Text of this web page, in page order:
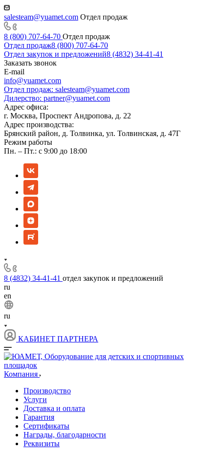
salesteam@yuamet.com Отдел продаж
8 (800) 707-64-70 Отдел продаж
Отдел продаж8 (800) 707-64-70
Отдел закупок и предложений8 (4832) 34-41-41
Заказать звонок
E-mail
info@yuamet.com
Отдел продаж: salesteam@yuamet.com
Дилерство: partner@yuamet.com
Адрес офиса:
г. Москва, Проспект Андропова, д. 22
Адрес производства:
Брянский район, д. Толвинка, ул. Толвинская, д. 47Г
Режим работы
Пн. – Пт.: с 9:00 до 18:00
8 (4832) 34-41-41 отдел закупок и предложений
ru
en
ru
КАБИНЕТ ПАРТНЕРА
Компания
Производство
Услуги
Доставка и оплата
Гарантия
Сертификаты
Награды, благодарности
Реквизиты